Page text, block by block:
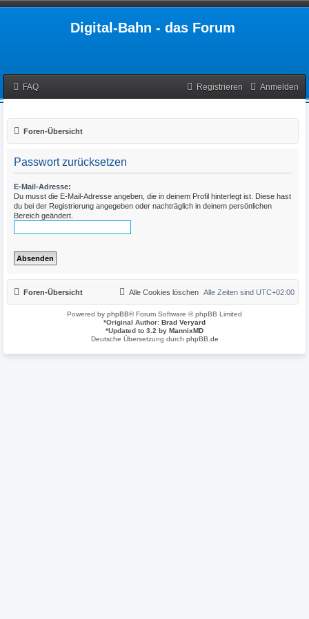
Digital-Bahn - das Forum
FAQ Anmelden
Registrieren
Foren-Übersicht
Passwort zurücksetzen
E-Mail-Adresse:
Du musst die E-Mail-Adresse angeben, die in deinem Profil hinterlegt ist. Diese hast
du bei der Registrierung angegeben oder nachträglich in deinem persönlichen
Bereich geändert.
Foren-Übersicht Alle Zeiten sind UTC+02:00
Alle Cookies löschen
Powered by phpBB® Forum Software © phpBB Limited
*Original Author: Brad Veryard
*Updated to 3.2 by MannixMD
Deutsche Übersetzung durch phpBB.de